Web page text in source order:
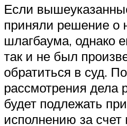
Если
приняли решение о
шлагбаума, однако
так и не был
обратиться в суд.
рассмотрения дела
будет подлежать
исполнению за